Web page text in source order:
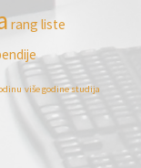
rang liste
više godine studija